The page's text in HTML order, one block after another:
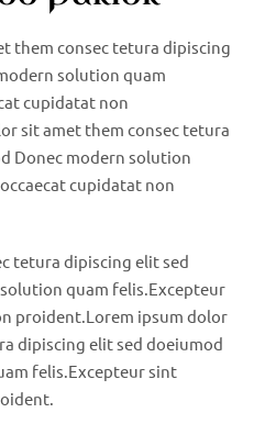
them consec tetura dipiscing
solution quam
cupidatat non
sit amet them consec tetura
Donec modern solution
cupidatat non
tetura dipiscing elit sed
quam felis.Excepteur
proident.Lorem ipsum dolor
dipiscing elit sed doeiumod
felis.Excepteur sint